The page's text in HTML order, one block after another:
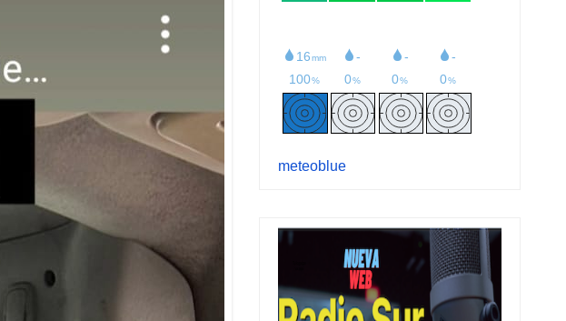
meteoblue